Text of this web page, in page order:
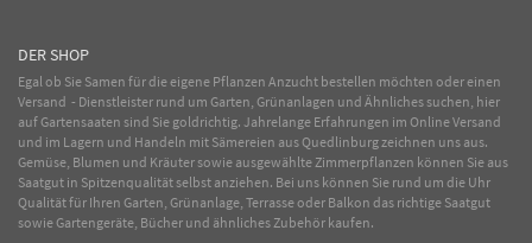
DER SHOP
Egal ob Sie Samen für die eigene Pflanzen Anzucht bestellen möchten oder einen
Versand - Dienstleister rund um Garten, Grünanlagen und Ähnliches suchen, hier
auf Gartensaaten sind Sie goldrichtig. Jahrelange Erfahrungen im OnlineVersand
und im Lagern und Handeln mit Sämereien aus Quedlinburg zeichnen uns aus.
Gemüse, Blumen und Kräuter sowie ausgewählteZimmerpflanzen können Sie aus
Saatgut in Spitzenqualität selbst anziehen. Bei uns können Sie rund um die Uhr
Qualität für Ihren Garten, Grünanlage, Terrasse oder Balkon das richtige Saatgut
sowie Gartengeräte, Bücher und ähnliches Zubehör kaufen.